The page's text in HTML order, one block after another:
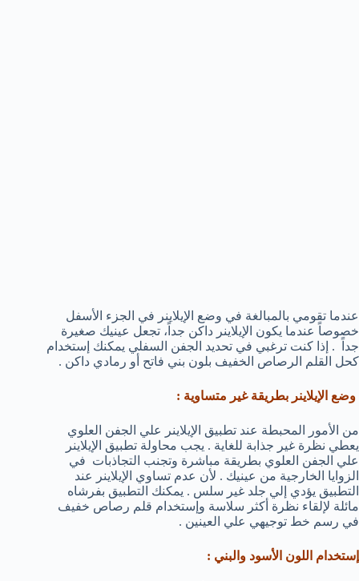
عندما تقومي بالمبالغة في وضع الإيلاينر في الجزء الأسفل
خصوصاً عندما يكون الإيلاينر داكن جداً، تجعل عينيك صغيرة
جداً . إذا كنت ترغبي في تحديد الجفن السفلي يمكنك إستخدام
كحل القلم الرصاص الخفيف بلون بني فاتح أو رمادي داكن .
وضع الإيلاينر بطريقة غير متساوية :
من الأمور المحبطة عند تطبيق الإيلاينر علي الجفن العلوي
يعطي نظرة غير جذابة للغاية . يجب محاولة تطبيق الإيلاينر
علي الجفن العلوي بطريقة مباشرة وتجنب التجاذبات في
الزوايا الخارجية من عينيك . لأن عدم تساوي الإيلاينر عند
التطبيق يؤدي إلي جلد غير سلس . يمكنك التطبيق بفرشاه
مائلة لإلقاء نظرة أكثر سلاسة وإستخدام قلم رصاص خفيف
في رسم خط توجيهي علي العينين .
إستخدام اللون الأسود والبني :